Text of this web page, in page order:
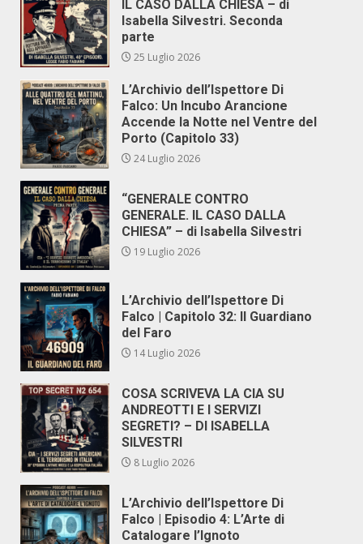
IL CASO DALLA CHIESA – di
Isabella Silvestri. Seconda
parte
25 Luglio 2026
L’Archivio dell’Ispettore Di
Falco: Un Incubo Arancione
Accende la Notte nel Ventre del
Porto (Capitolo 33)
24 Luglio 2026
“GENERALE CONTRO
GENERALE. IL CASO DALLA
CHIESA” – di Isabella Silvestri
19 Luglio 2026
L’Archivio dell’Ispettore Di
Falco | Capitolo 32: Il Guardiano
del Faro
14 Luglio 2026
COSA SCRIVEVA LA CIA SU
ANDREOTTI E I SERVIZI
SEGRETI? – DI ISABELLA
SILVESTRI
8 Luglio 2026
L’Archivio dell’Ispettore Di
Falco | Episodio 4: L’Arte di
Catalogare l’Ignoto